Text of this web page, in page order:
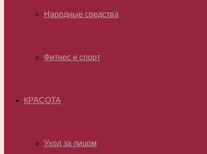
Народные средства
Фитнес и спорт
КРАСОТА
Уход за лицом